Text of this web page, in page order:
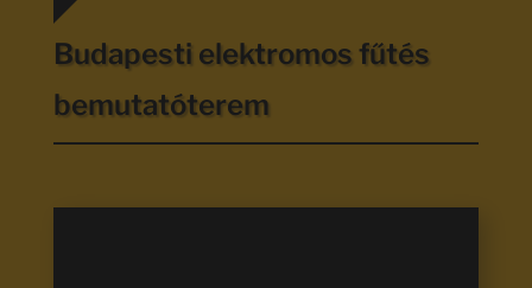
Budapesti elektromos fűtés
bemutatóterem